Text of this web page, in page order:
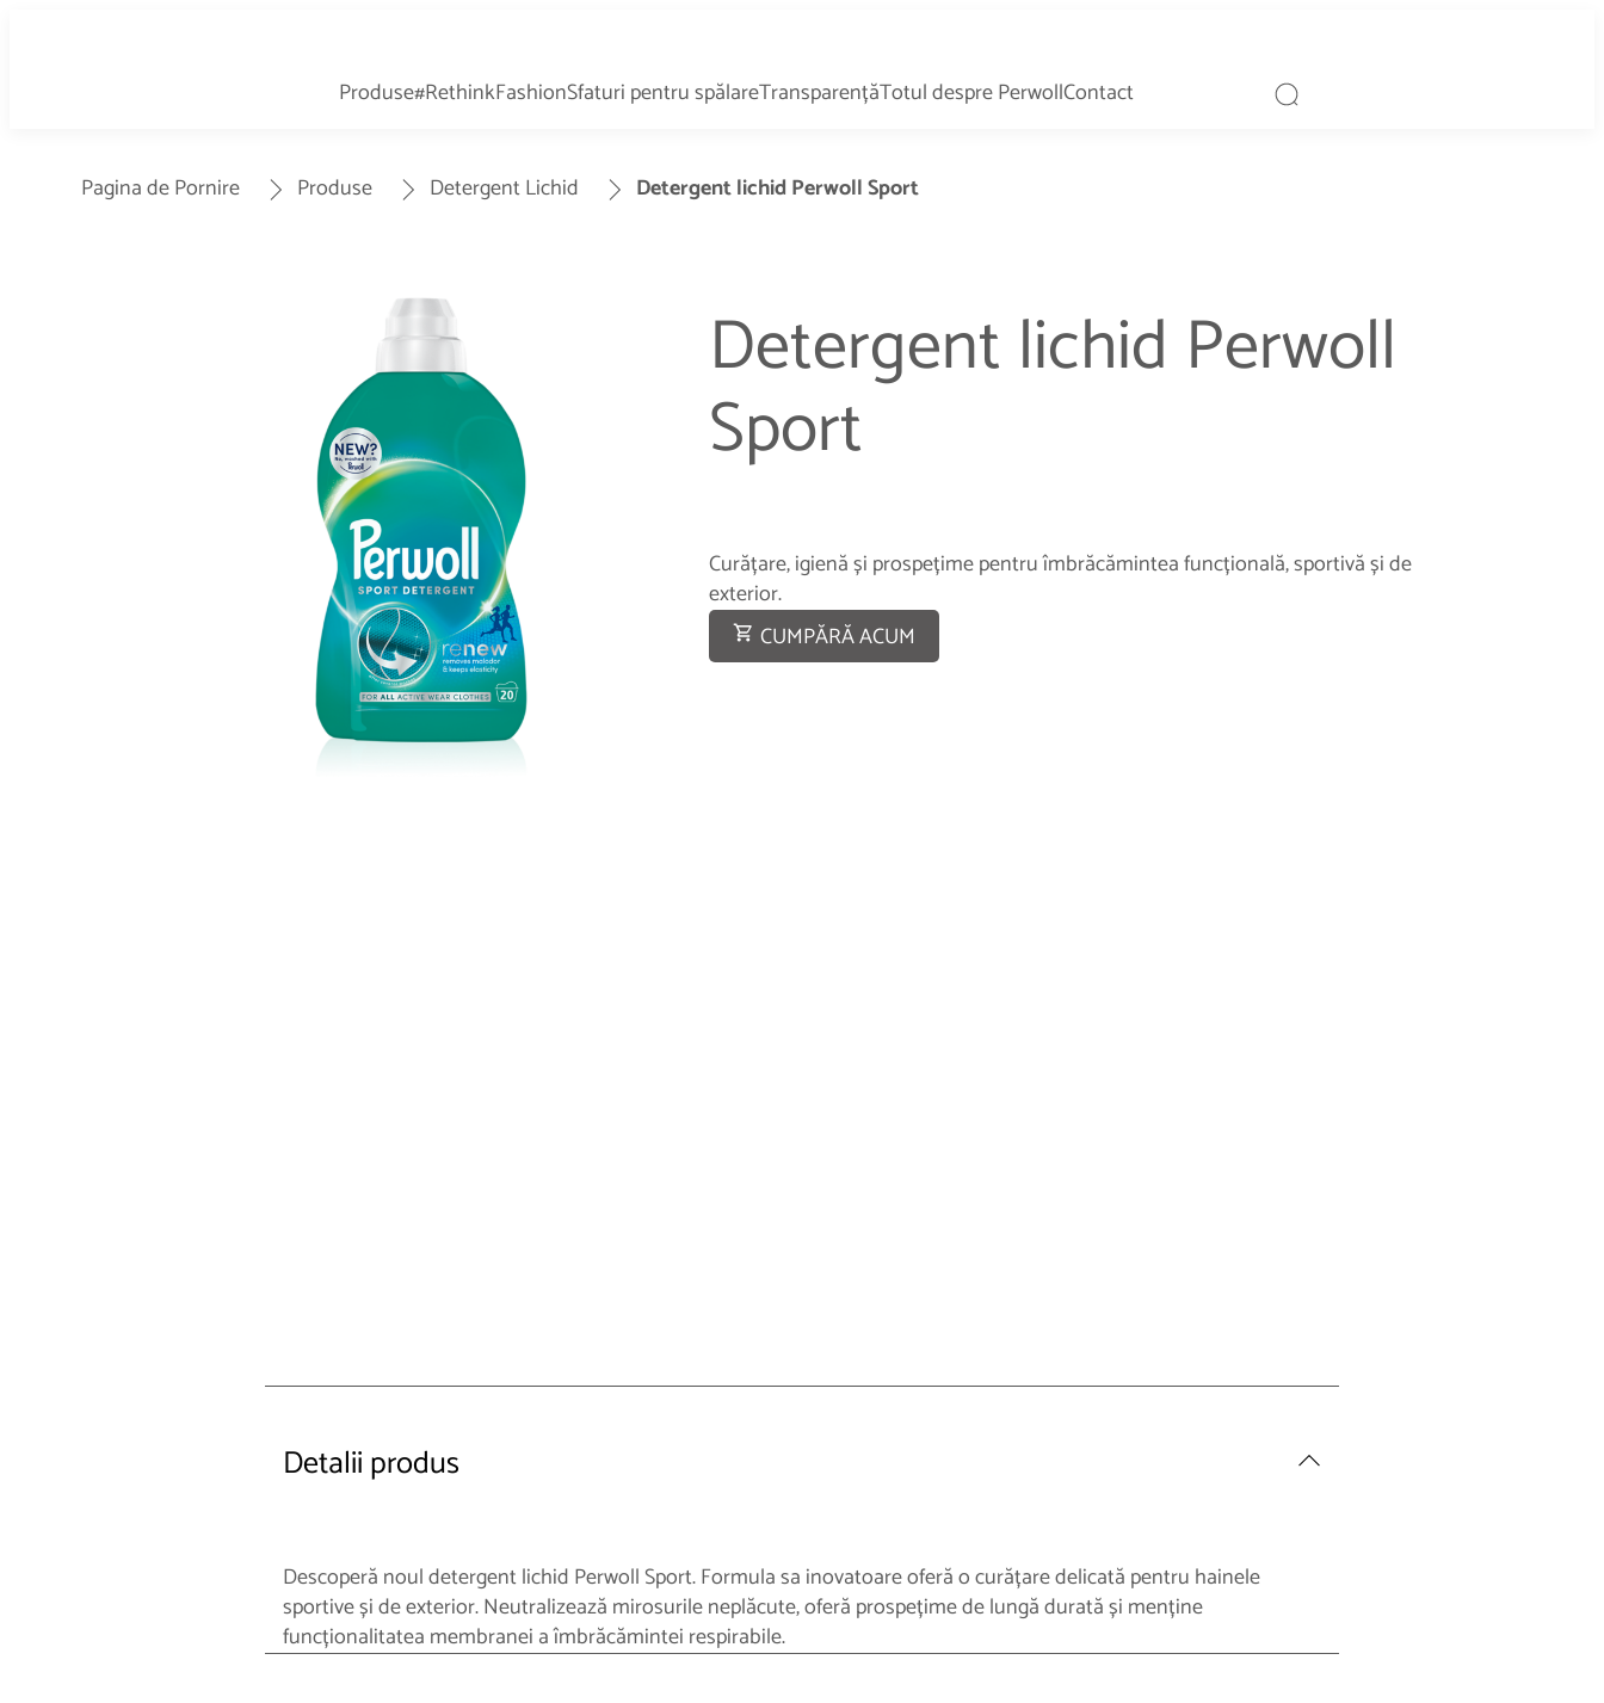
Produse#RethinkFashionSfaturi pentru spălareTransparențăTotul despre PerwollContact
Pagina de Pornire Produse Detergent Lichid Detergent lichid Perwoll Sport
Detergent lichid Perwoll
Sport
Curățare, igienă și prospețime pentru îmbrăcămintea funcțională, sportivă și de
exterior.
CUMPĂRĂ ACUM
Detalii produs
Descoperă noul detergent lichid Perwoll Sport. Formula sa inovatoare oferă o curățare delicată pentru hainele
sportive și de exterior. Neutralizează mirosurile neplăcute, oferă prospețime de lungă durată și menține
funcționalitatea membranei a îmbrăcămintei respirabile.